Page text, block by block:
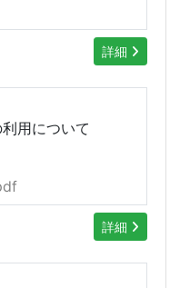
詳細
用について
詳細